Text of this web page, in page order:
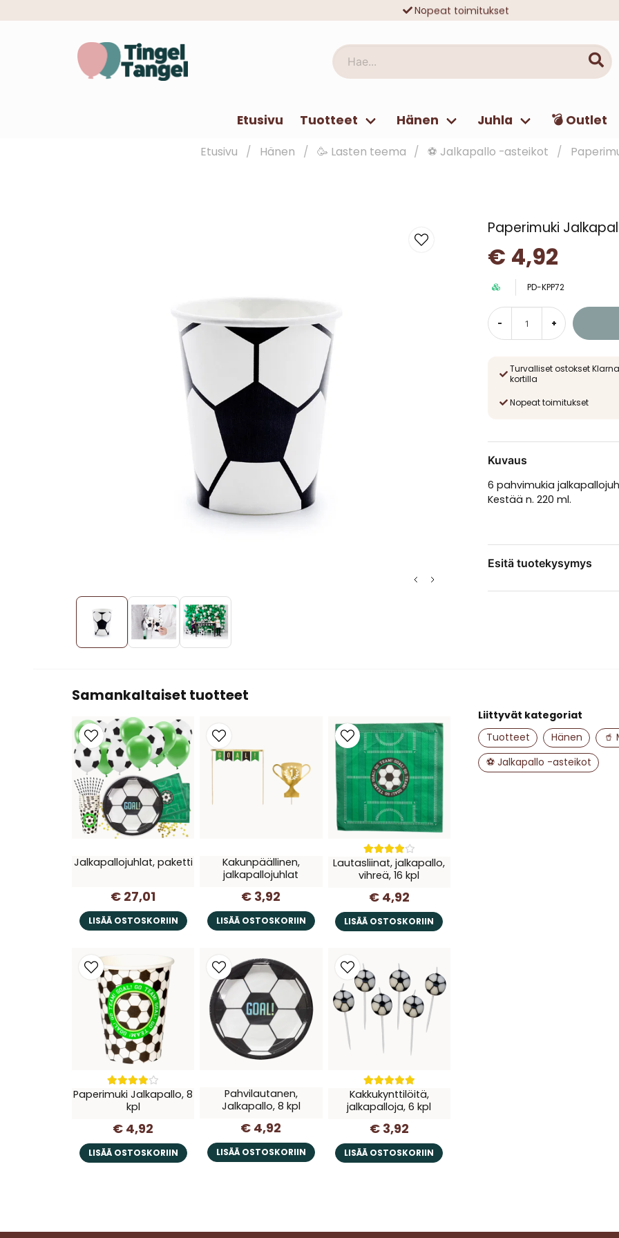
Nopeat toimitukset
Hae...
Etusivu Tuotteet Hänen Juhla 💣 Outlet
Etusivu Hänen 🥳 Lasten teema ⚽ Jalkapallo -asteikot
Paperimuki
€ 4,92
PD-KPP72
- +
Turvalliset ostokset
kortilla
Nopeat toimitukset
Kuvaus
6 pahvimukia
Kestää n. 220 ml.
Esitä tuotekysymys
Kyllä, saatte
Samankaltaiset tuotteet
Jalkapallojuhlat, paketti
€ 27,01
LISÄÄ OSTOSKORIIN
Kakunpäällinen,
jalkapallojuhlat
€ 3,92
LISÄÄ OSTOSKORIIN
Lautasliinat, jalkapallo,
vihreä, 16 kpl
€ 4,92
LISÄÄ OSTOSKORIIN
Paperimuki Jalkapallo, 8
kpl
€ 4,92
LISÄÄ OSTOSKORIIN
Pahvilautanen,
Jalkapallo, 8 kpl
€ 4,92
LISÄÄ OSTOSKORIIN
Kakkukynttilöitä,
jalkapalloja, 6 kpl
€ 3,92
LISÄÄ OSTOSKORIIN
Liittyvät kategoriat
Tuotteet
Hänen 🥤
⚽ Jalkapallo -asteikot